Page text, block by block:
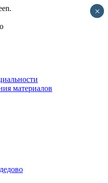
материалов
×